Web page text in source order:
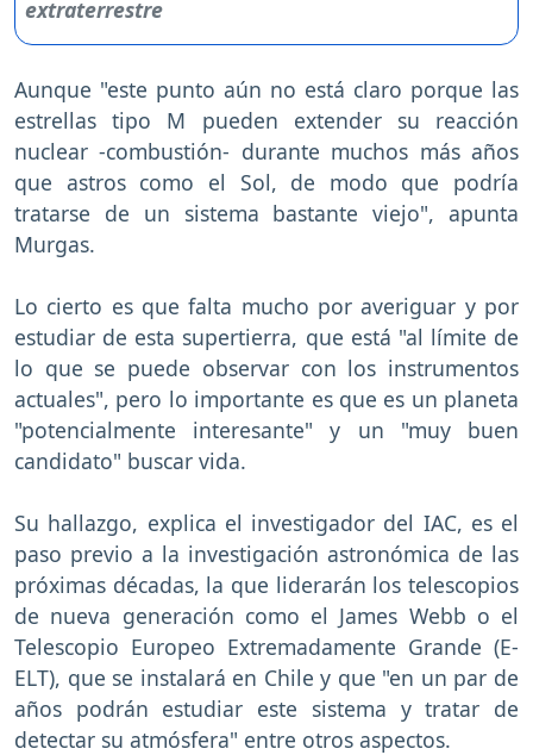
Aunque "este punto aún no está claro porque las
estrellas tipo M pueden extender su reacción
nuclear -combustión- durante muchos más años
que astros como el Sol, de modo que podría
tratarse de un sistema bastante viejo", apunta
Murgas.
Lo cierto es que falta mucho por averiguar y por
estudiar de esta supertierra, que está "al límite de
lo que se puede observar con los instrumentos
actuales", pero lo importante es que es un planeta
"potencialmente interesante" y un "muy buen
candidato" buscar vida.
Su hallazgo, explica el investigador del IAC, es el
paso previo a la investigación astronómica de las
próximas décadas, la que liderarán los telescopios
de nueva generación como el James Webb o el
Telescopio Europeo Extremadamente Grande (E-
ELT), que se instalará en Chile y que "en un par de
años podrán estudiar este sistema y tratar de
detectar su atmósfera" entre otros aspectos.